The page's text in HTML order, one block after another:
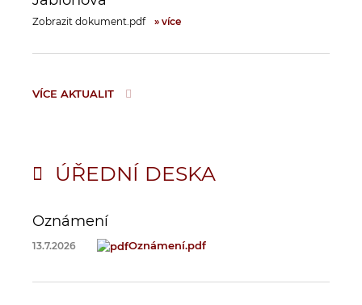
Zobrazit dokument.pdf » více
VÍCE AKTUALIT
ÚŘEDNÍ DESKA
Oznámení
13.7.2026 Oznámení.pdf